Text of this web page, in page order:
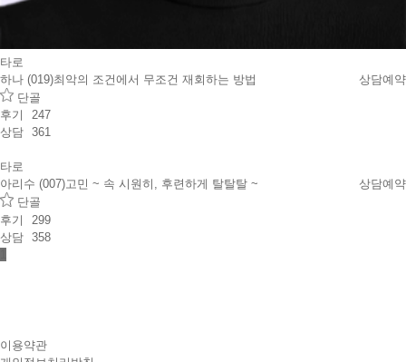
타로
하나 (019)
상담예약
최악의 조건에서 무조건 재회하는 방법
단골
후기
247
상담 361
타로
아리수 (007)
상담예약
고민 ~ 속 시원히, 후련하게 탈탈탈 ~
단골
후기
299
상담 358
이용약관